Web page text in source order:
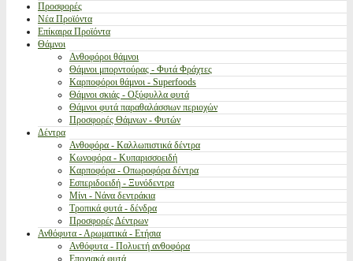
Προσφορές
Νέα Προϊόντα
Επίκαιρα Προϊόντα
Θάμνοι
Ανθοφόροι θάμνοι
Θάμνοι μπορντούρας - Φυτά Φράχτες
Καρποφόροι θάμνοι - Superfoods
Θάμνοι σκιάς - Οξύφυλλα φυτά
Θάμνοι φυτά παραθαλάσσιων περιοχών
Προσφορές Θάμνων - Φυτών
Δέντρα
Ανθοφόρα - Καλλωπιστικά δέντρα
Κωνοφόρα - Κυπαρισσοειδή
Καρποφόρα - Οπωροφόρα δέντρα
Εσπεριδοειδή - Ξυνόδεντρα
Μίνι - Νάνα δεντράκια
Τροπικά φυτά - δένδρα
Προσφορές Δέντρων
Ανθόφυτα - Αρωματικά - Ετήσια
Ανθόφυτα - Πολυετή ανθοφόρα
Εποχιακά φυτά